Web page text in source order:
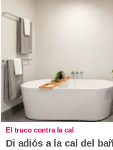
El truco contra la cal
Di adiós a la cal del